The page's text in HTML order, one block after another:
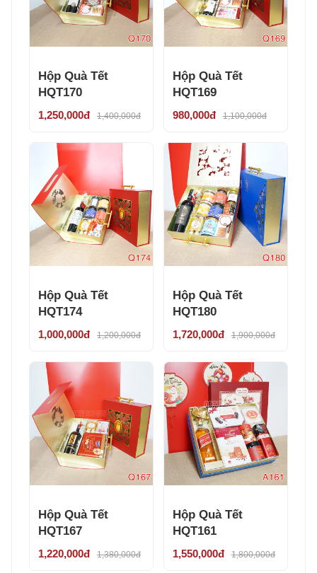
Hộp Quà Tết
HQT170
1,250,000đ 1,400,000đ
Hộp Quà Tết
HQT169
980,000đ 1,100,000đ
Hộp Quà Tết
HQT174
1,000,000đ 1,200,000đ
Hộp Quà Tết
HQT180
1,720,000đ 1,900,000đ
Hộp Quà Tết
HQT167
1,220,000đ 1,380,000đ
Hộp Quà Tết
HQT161
1,550,000đ 1,800,000đ